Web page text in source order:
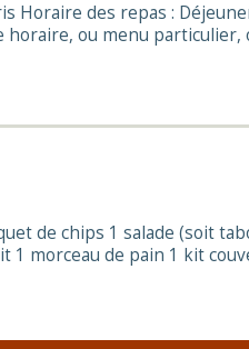
Horaire des repas :
ou menu
de chips 1 salade (soit
morceau de pain 1 kit